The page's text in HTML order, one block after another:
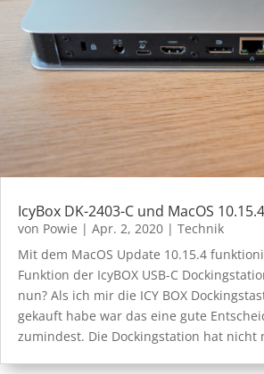
IcyBox DK-2403-C und MacOS 10.15.4
von Powie | Apr. 2, 2020 | Technik
Mit dem MacOS Update 10.15.4
Funktion der IcyBOX USB-C
nun? Als ich mir die ICY BOX
gekauft habe war das eine gute
zumindest. Die Dockingstation hat nicht